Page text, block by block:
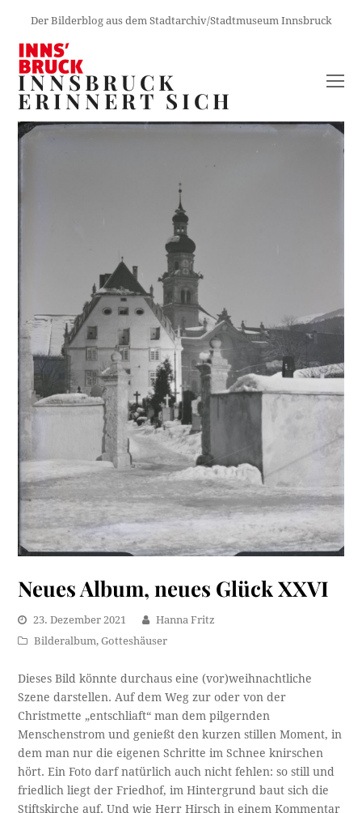
Der Bilderblog aus dem Stadtarchiv/Stadtmuseum Innsbruck
INNSBRUCK
ERINNERT SICH
Neues Album, neues Glück XXVI
23. Dezember 2021
Hanna Fritz
Bilderalbum,Gotteshäuser
Dieses Bild könnte durchaus eine (vor)weihnachtliche
Szene darstellen. Auf dem Weg zur oder von der
Christmette „entschliaft“ man dem pilgernden
Menschenstrom und genießt den kurzen stillen Moment, in
dem man nur die eigenen Schritte im Schnee knirschen
hört. Ein Foto darf natürlich auch nicht fehlen: so still und
friedlich liegt der Friedhof, im Hintergrund baut sich die
Stiftskirche auf. Und wie Herr Hirsch in einem Kommentar